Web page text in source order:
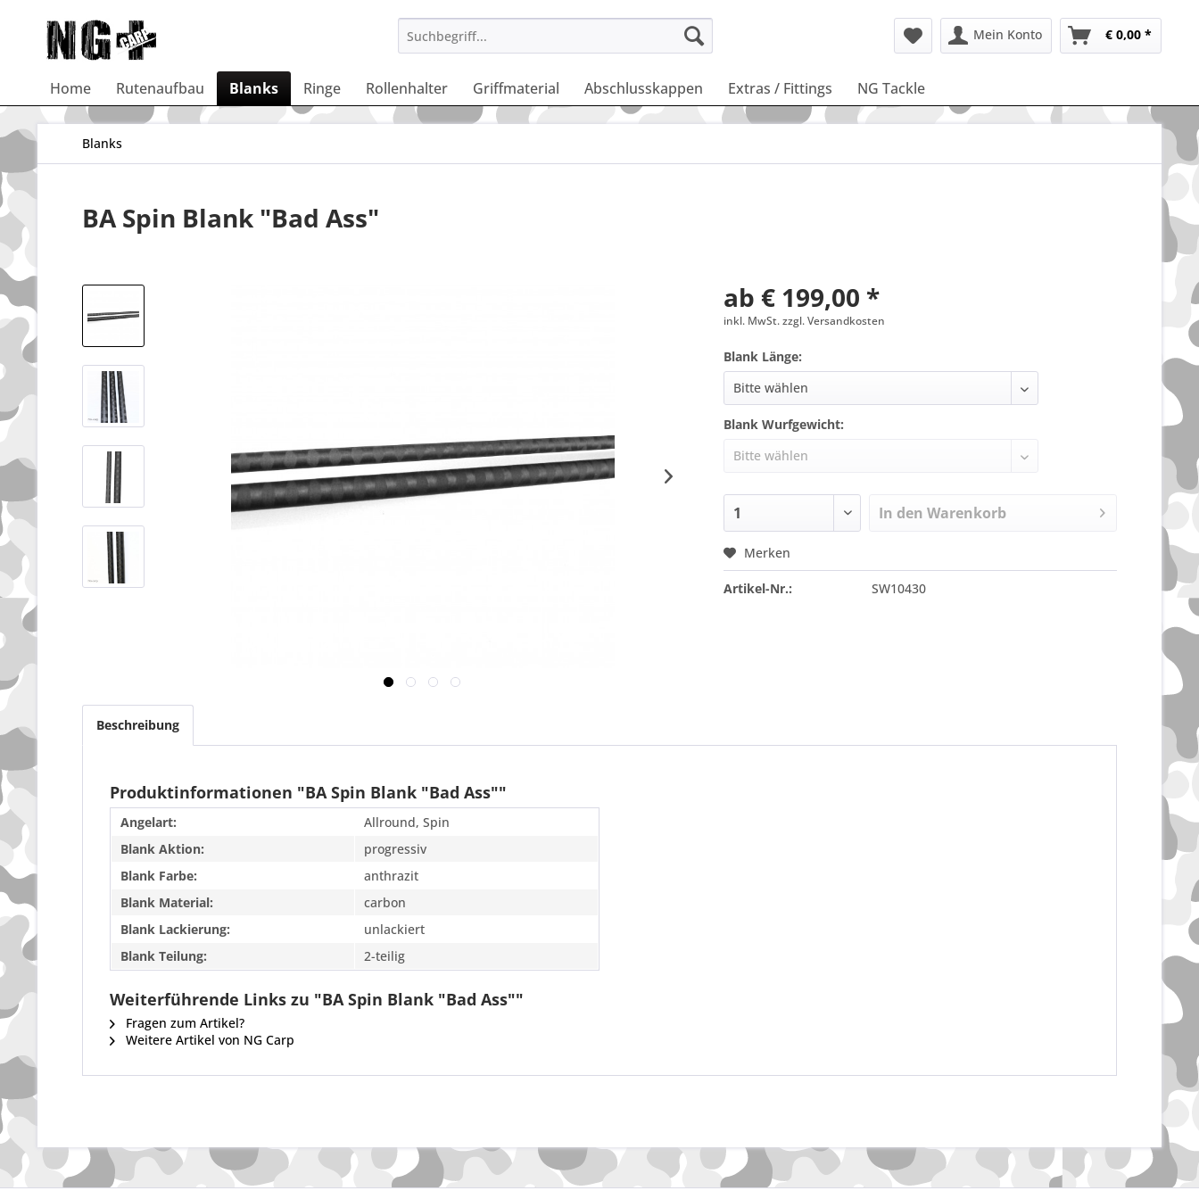
Mein Konto € 0,00 *
Home Rutenaufbau Blanks Ringe Rollenhalter Griffmaterial Abschlusskappen Extras / Fittings NG Tackle
Blanks
BA Spin Blank "Bad Ass"
ab € 199,00 *
inkl. MwSt. zzgl. Versandkosten
Blank Länge:
Blank Wurfgewicht:
In den Warenkorb
Merken
Artikel-Nr.: SW10430
Beschreibung
Produktinformationen "BA Spin Blank "Bad Ass""
Angelart:
Allround, Spin
Blank Aktion:
progressiv
Blank Farbe:
anthrazit
Blank Material:
carbon
Blank Lackierung:
unlackiert
Blank Teilung:
2-teilig
Weiterführende Links zu "BA Spin Blank "Bad Ass""
Fragen zum Artikel?
Weitere Artikel von NG Carp